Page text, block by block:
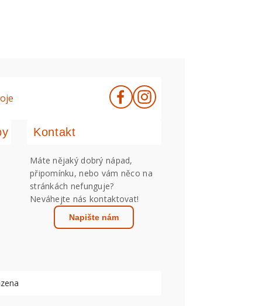
Kontakt
Máte nějaký dobrý nápad,
připomínku, nebo vám něco na
stránkách nefunguje?
Neváhejte nás kontaktovat!
Napište nám